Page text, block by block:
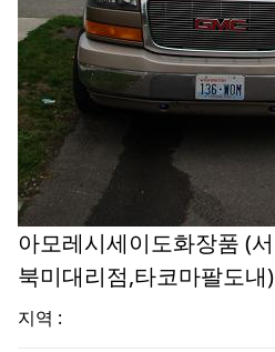
아모레시세이도화장품 (서
북미대리점,타코마팔도내)
지역 :